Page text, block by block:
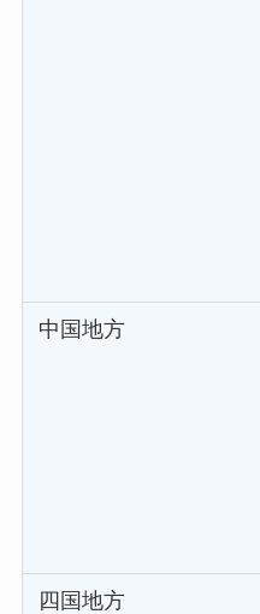
中国地方
四国地方